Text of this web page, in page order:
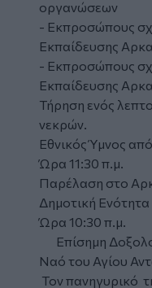
οργανώσεων
- Εκπροσώπους
Εκπαίδευσης
- Εκπροσώπους
Εκπαίδευσης
Τήρηση ενός
νεκρών.
Εθνικός Ύμνος
Ώρα 11:30 π.μ.
Παρέλαση στο
Δημοτική
Ώρα 10:30 π.μ.
Επίσημη
Ναό του Αγίου
Τον πανηγυρικό